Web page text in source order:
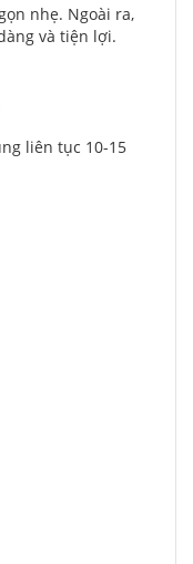
nhẹ. Ngoài ra,
và tiện lợi.
liên tục 10-15